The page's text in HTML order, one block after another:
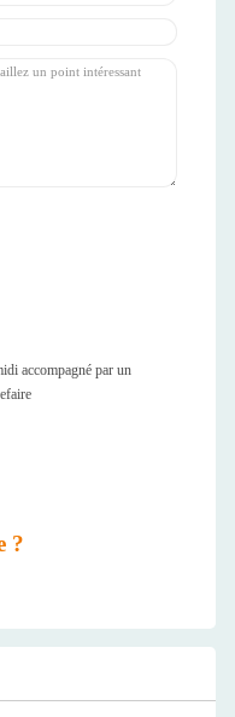
accompagné par un
?